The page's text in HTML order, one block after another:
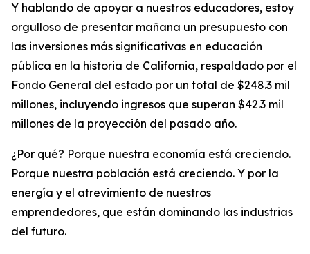
Y hablando de apoyar a nuestros educadores, estoy
orgulloso de presentar mañana un presupuesto con
las inversiones más significativas en educación
pública en la historia de California, respaldado por el
Fondo General del estado por un total de $248.3 mil
millones, incluyendo ingresos que superan $42.3 mil
millones de la proyección del pasado año.
¿Por qué? Porque nuestra economía está creciendo.
Porque nuestra población está creciendo. Y por la
energía y el atrevimiento de nuestros
emprendedores, que están dominando las industrias
del futuro.